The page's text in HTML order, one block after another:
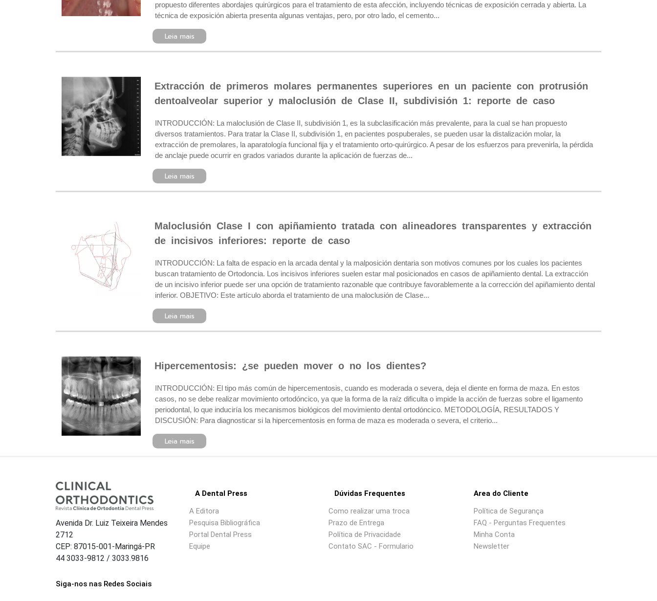
propuesto diferentes abordajes quirúrgicos para el tratamiento de esta afección, incluyendo técnicas de exposición cerrada y abierta. La
técnica de exposición abierta presenta algunas ventajas, pero, por otro lado, el cemento...
Leia mais
Extracción de primeros molares permanentes superiores en un paciente con protrusión
dentoalveolar superior y maloclusión de Clase II, subdivisión 1: reporte de caso
INTRODUCCIÓN: La maloclusión de Clase II, subdivisión 1, es la subclasificación más prevalente, para la cual se han propuesto
diversos tratamientos. Para tratar la Clase II, subdivisión 1, en pacientes pospuberales, se pueden usar la distalización molar, la
extracción de premolares, la aparatología funcional fija y el tratamiento orto-quirúrgico. A pesar de los esfuerzos para prevenirla, la pérdida
de anclaje puede ocurrir en grados variados durante la aplicación de fuerzas de...
Leia mais
Maloclusión Clase I con apiñamiento tratada con alineadores transparentes y extracción
de incisivos inferiores: reporte de caso
INTRODUCCIÓN: La falta de espacio en la arcada dental y la malposición dentaria son motivos comunes por los cuales los pacientes
buscan tratamiento de Ortodoncia. Los incisivos inferiores suelen estar mal posicionados en casos de apiñamiento dental. La extracción
de un incisivo inferior puede ser una opción de tratamiento razonable que contribuye favorablemente a la corrección del apiñamiento dental
inferior. OBJETIVO: Este artículo aborda el tratamiento de una maloclusión de Clase...
Leia mais
Hipercementosis: ¿se pueden mover o no los dientes?
INTRODUCCIÓN: El tipo más común de hipercementosis, cuando es moderada o severa, deja el diente en forma de maza. En estos
casos, no se debe realizar movimiento ortodóncico, ya que la forma de la raíz dificulta o impide la acción de fuerzas sobre el ligamento
periodontal, lo que induciría los mecanismos biológicos del movimiento dental ortodóncico. METODOLOGÍA, RESULTADOS Y
DISCUSIÓN: Para diagnosticar si la hipercementosis en forma de maza es moderada o severa, el criterio...
Leia mais
Avenida Dr. Luiz Teixeira Mendes
2712
CEP: 87015-001-Maringá-PR
44 3033-9812 / 3033.9816
Siga-nos nas Redes Sociais
A Dental Press
A Editora
Pesquisa Bibliográfica
Portal Dental Press
Equipe
Dúvidas Frequentes
Como realizar uma troca
Prazo de Entrega
Política de Privacidade
Contato SAC - Formulario
Area do Cliente
Política de Segurança
FAQ - Perguntas Frequentes
Minha Conta
Newsletter